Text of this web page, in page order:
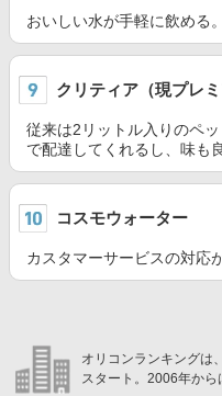
おいしい水が手軽に飲める
クリティア（現プレ
従来は2リットル入りのペ
で配達してくれるし、味も
コスモウォーター
カスタマーサービスの対応
オリコンランキングは
スタート。2006年から